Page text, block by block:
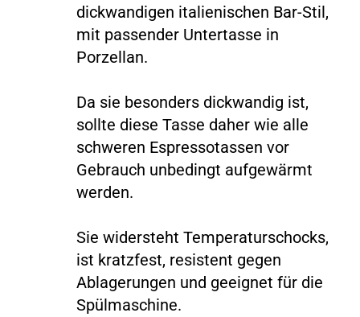
dickwandigen italienischen Bar-Stil,
mit passender Untertasse in
Porzellan.
Da sie besonders dickwandig ist,
sollte diese Tasse daher wie alle
schweren Espressotassen vor
Gebrauch unbedingt aufgewärmt
werden.
Sie widersteht Temperaturschocks,
ist kratzfest, resistent gegen
Ablagerungen und geeignet für die
Spülmaschine.